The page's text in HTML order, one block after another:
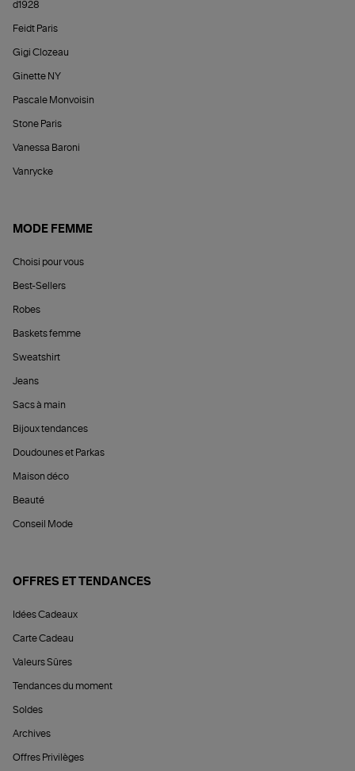
d1928
Feidt Paris
Gigi Clozeau
Ginette NY
Pascale Monvoisin
Stone Paris
Vanessa Baroni
Vanrycke
MODE FEMME
Choisi pour vous
Best-Sellers
Robes
Baskets femme
Sweatshirt
Jeans
Sacs à main
Bijoux tendances
Doudounes et Parkas
Maison déco
Beauté
Conseil Mode
OFFRES ET TENDANCES
Idées Cadeaux
Carte Cadeau
Valeurs Sûres
Tendances du moment
Soldes
Archives
Offres Privilèges